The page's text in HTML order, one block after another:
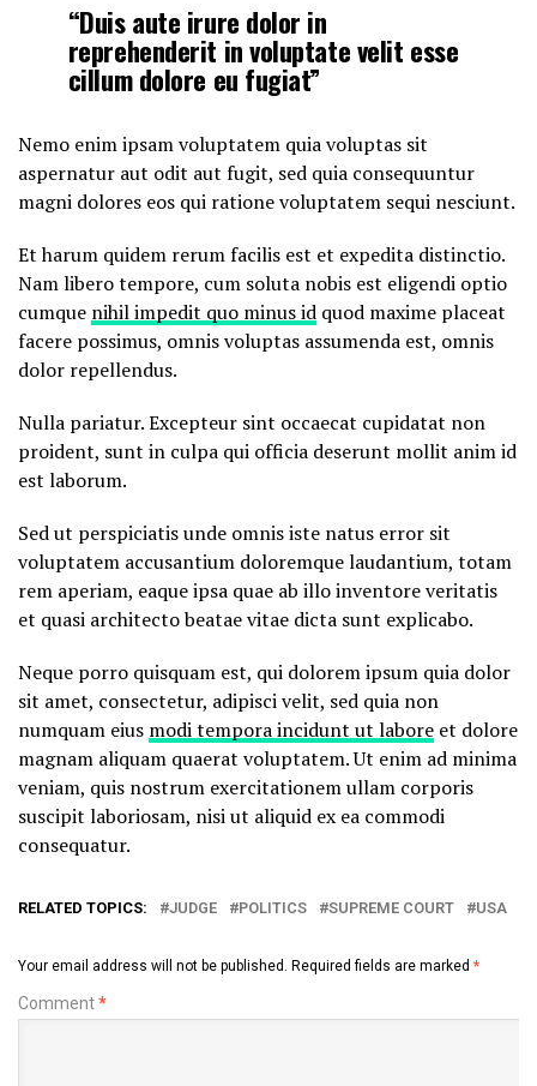
“Duis aute irure dolor in
reprehenderit in voluptate velit esse
cillum dolore eu fugiat”
Nemo enim ipsam voluptatem quia voluptas sit
aspernatur aut odit aut fugit, sed quia consequuntur
magni dolores eos qui ratione voluptatem sequi nesciunt.
Et harum quidem rerum facilis est et expedita distinctio.
Nam libero tempore, cum soluta nobis est eligendi optio
cumque nihil impedit quo minus id quod maxime placeat
facere possimus, omnis voluptas assumenda est, omnis
dolor repellendus.
Nulla pariatur. Excepteur sint occaecat cupidatat non
proident, sunt in culpa qui officia deserunt mollit anim id
est laborum.
Sed ut perspiciatis unde omnis iste natus error sit
voluptatem accusantium doloremque laudantium, totam
rem aperiam, eaque ipsa quae ab illo inventore veritatis
et quasi architecto beatae vitae dicta sunt explicabo.
Neque porro quisquam est, qui dolorem ipsum quia dolor
sit amet, consectetur, adipisci velit, sed quia non
numquam eius modi tempora incidunt ut labore et dolore
magnam aliquam quaerat voluptatem. Ut enim ad minima
veniam, quis nostrum exercitationem ullam corporis
suscipit laboriosam, nisi ut aliquid ex ea commodi
consequatur.
RELATED TOPICS: JUDGE POLITICS SUPREME COURT USA
Your email address will not be published. Required fields are marked *
Comment*